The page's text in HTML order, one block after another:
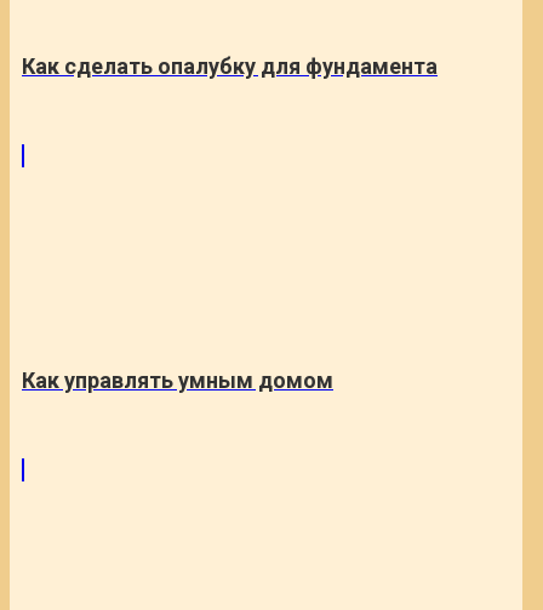
Как сделать опалубку для фундамента
Как управлять умным домом